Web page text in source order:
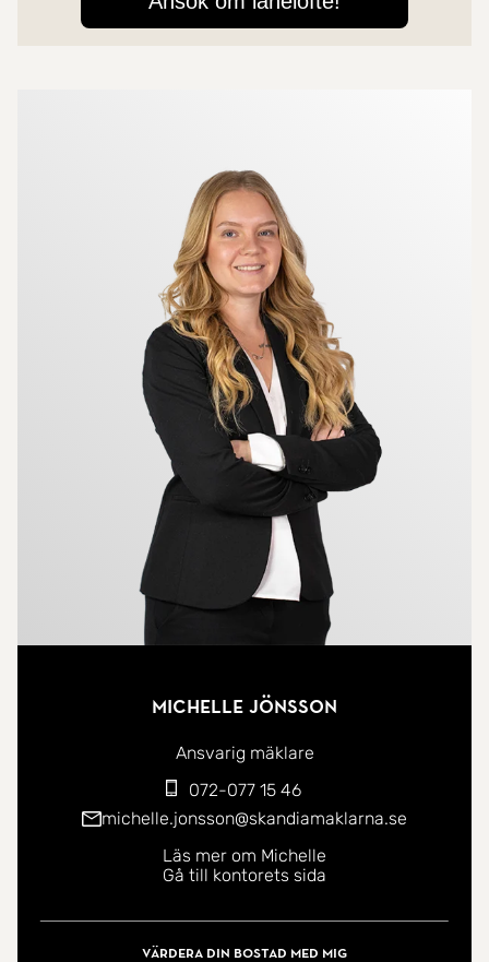
Michelle Jönsson
Ansvarig mäklare
072-077 15 46
michelle.jonsson@skandiamaklarna.se
Läs mer om Michelle
Gå till kontorets sida
Värdera din bostad med mig